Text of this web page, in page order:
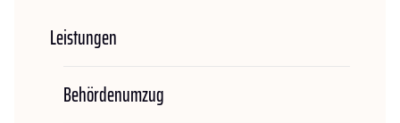
Leistungen
Behördenumzug